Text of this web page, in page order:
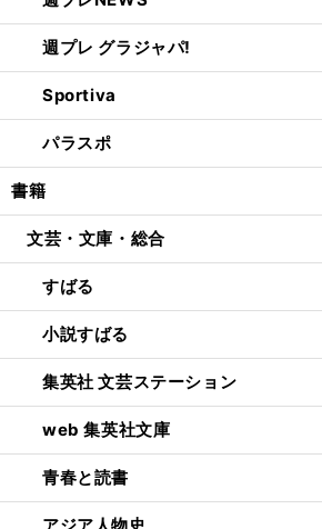
週プレ グラジャパ!
Sportiva
パラスポ
書籍
文芸・文庫・総合
すばる
小説すばる
集英社 文芸ステーション
web 集英社文庫
青春と読書